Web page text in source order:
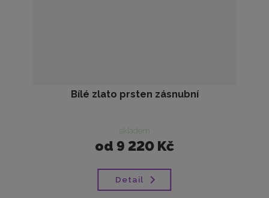
Bílé zlato prsten zásnubní
skladem
od 9 220 Kč
Detail